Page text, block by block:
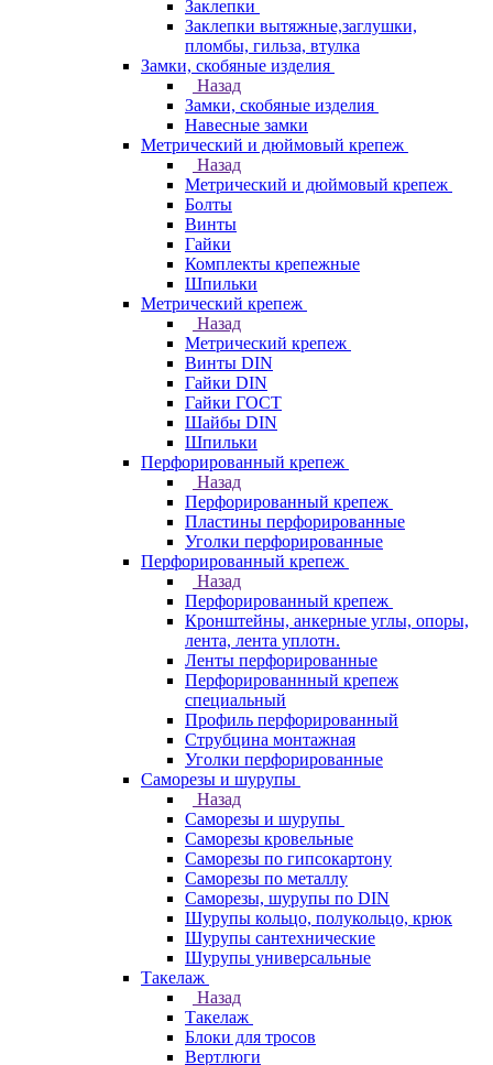
Заклепки
Заклепки вытяжные,заглушки,
пломбы, гильза, втулка
Замки, скобяные изделия
Назад
Замки, скобяные изделия
Навесные замки
Метрический и дюймовый крепеж
Назад
Метрический и дюймовый крепеж
Болты
Винты
Гайки
Комплекты крепежные
Шпильки
Метрический крепеж
Назад
Метрический крепеж
Винты DIN
Гайки DIN
Гайки ГОСТ
Шайбы DIN
Шпильки
Перфорированный крепеж
Назад
Перфорированный крепеж
Пластины перфорированные
Уголки перфорированные
Перфорированный крепеж
Назад
Перфорированный крепеж
Кронштейны, анкерные углы, опоры,
лента, лента уплотн.
Ленты перфорированные
Перфорированнный крепеж
специальный
Профиль перфорированный
Струбцина монтажная
Уголки перфорированные
Саморезы и шурупы
Назад
Саморезы и шурупы
Саморезы кровельные
Саморезы по гипсокартону
Саморезы по металлу
Саморезы, шурупы по DIN
Шурупы кольцо, полукольцо, крюк
Шурупы сантехнические
Шурупы универсальные
Такелаж
Назад
Такелаж
Блоки для тросов
Вертлюги